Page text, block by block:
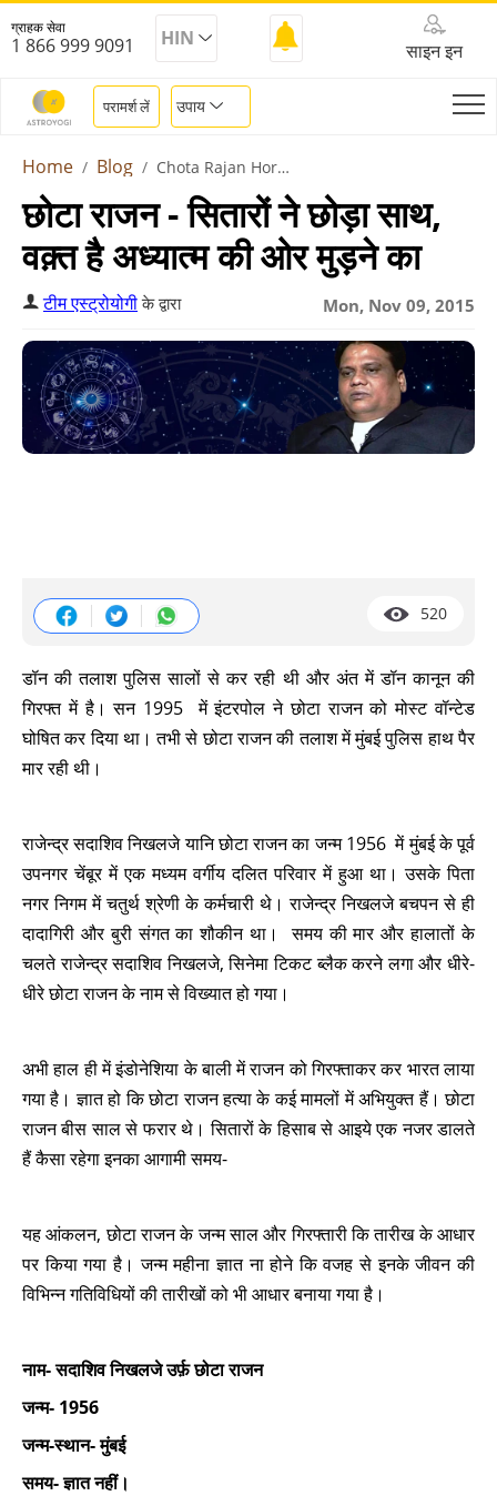
ग्राहक सेवा
1 866 999 9091 HIN
साइन इन
परामर्श लें उपाय
Home Blog Chota Rajan Horoscope
छोटा राजन - सितारों ने छोड़ा साथ,
वक़्त है अध्यात्म की ओर मुड़ने का
Mon, Nov 09, 2015
टीम एस्ट्रोयोगीके द्वारा
520
डॉन की तलाश पुलिस सालों से कर रही थी और अंत में डॉन कानून की
गिरफ्त में है। सन 1995 में इंटरपोल ने छोटा राजन को मोस्ट वॉन्टेड
घोषित कर दिया था। तभी से छोटा राजन की तलाश में मुंबई पुलिस हाथ पैर
मार रही थी।
राजेन्द्र सदाशिव निखलजे यानि छोटा राजन का जन्म 1956 में मुंबई के पूर्व
उपनगर चेंबूर में एक मध्यम वर्गीय दलित परिवार में हुआ था। उसके पिता
नगर निगम में चतुर्थ श्रेणी के कर्मचारी थे। राजेन्द्र निखलजे बचपन से ही
दादागिरी और बुरी संगत का शौकीन था। समय की मार और हालातों के
चलते राजेन्द्र सदाशिव निखलजे, सिनेमा टिकट ब्लैक करने लगा और धीरे-
धीरे छोटा राजन के नाम से विख्यात हो गया।
अभी हाल ही में इंडोनेशिया के बाली में राजन को गिरफ्ताकर कर भारत लाया
गया है। ज्ञात हो कि छोटा राजन हत्या के कई मामलों में अभियुक्त हैं। छोटा
राजन बीस साल से फरार थे। सितारों के हिसाब से आइये एक नजर डालते
हैं कैसा रहेगा इनका आगामी समय-
यह आंकलन, छोटा राजन के जन्म साल और गिरफ्तारी कि तारीख के आधार
पर किया गया है। जन्म महीना ज्ञात ना होने कि वजह से इनके जीवन की
विभिन्न गतिविधियों की तारीखों को भी आधार बनाया गया है।
नाम- सदाशिव निखलजे उर्फ़ छोटा राजन
जन्म- 1956
जन्म-स्थान- मुंबई
समय- ज्ञात नहीं।